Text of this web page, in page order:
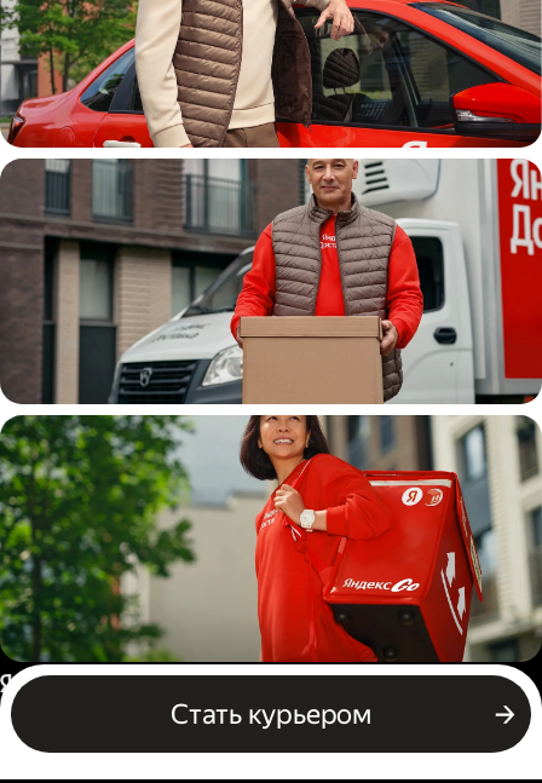
Автокурьер
Водитель
грузовой машины
Пеший курьер
Стать курьером
Россия
Бизнесу